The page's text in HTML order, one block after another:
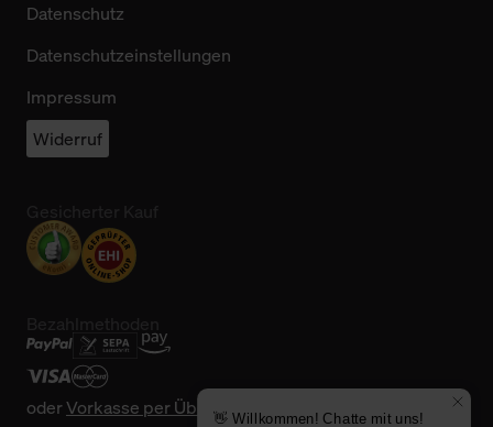
Datenschutz
Datenschutzeinstellungen
Impressum
Widerruf
oderVorkasse per Überweisung